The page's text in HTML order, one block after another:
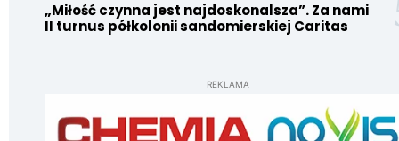
„Miłość czynna jest najdoskonalsza”. Za nami
II turnus półkolonii sandomierskiej Caritas
REKLAMA